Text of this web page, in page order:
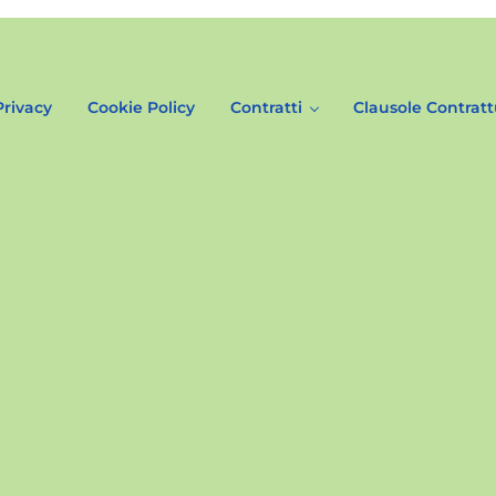
Cookie Policy Contratti Clausole